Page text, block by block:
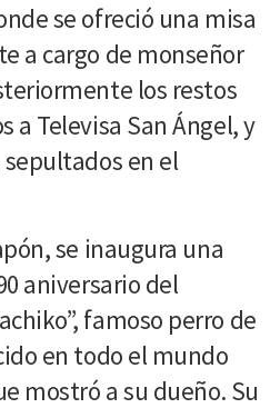
se ofreció una misa
a cargo de monseñor
los restos
a Televisa San Ángel, y
en el
se inaugura una
aniversario del
famoso perro de
en todo el mundo
mostró a su dueño. Su